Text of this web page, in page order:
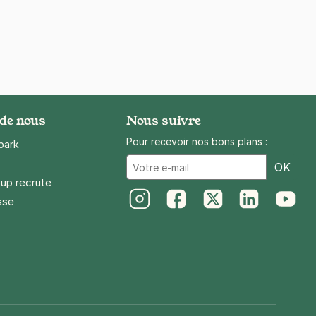
nous
recrute
Nous suivre
Pour recevoir nos bons plans :
OK